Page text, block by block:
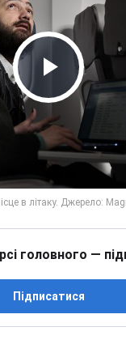
Play
головного —
Підписатися